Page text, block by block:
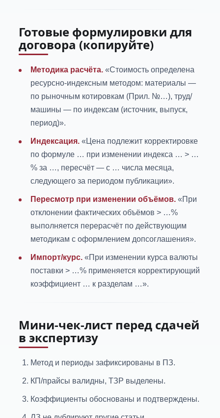
Готовые формулировки для
договора (копируйте)
Методика расчёта. «Стоимость определена
ресурсно-индексным методом: материалы —
по рыночным котировкам (Прил. №…), труд/
машины — по индексам (источник, выпуск,
период)».
Индексация. «Цена подлежит корректировке
по формуле … при изменении индекса … > …
% за …, пересчёт — с … числа месяца,
следующего за периодом публикации».
Пересмотр при изменении объёмов. «При
отклонении фактических объёмов > …%
выполняется перерасчёт по действующим
методикам с оформлением допсоглашения».
Импорт/курс. «При изменении курса валюты
поставки > …% применяется корректирующий
коэффициент … к разделам …».
Мини-чек-лист перед сдачей
в экспертизу
Метод и периоды зафиксированы в ПЗ.
КП/прайсы валидны, ТЗР выделены.
Коэффициенты обоснованы и подтверждены.